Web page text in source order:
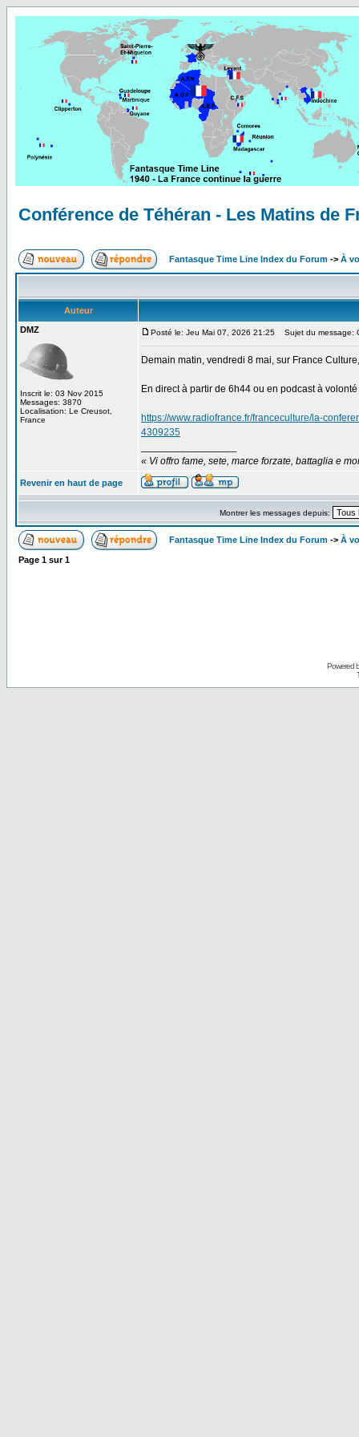
Conférence de Téhéran - Les Matins de
Fantasque Time Line Index du Forum -> À
Auteur
DMZ
Inscrit le: 03 Nov 2015
Messages: 3870
Localisation: Le Creusot,
France
Posté le: Jeu Mai 07, 2026 21:25 Sujet du message:
Demain matin, vendredi 8 mai, sur France
En direct à partir de 6h44 ou en podcast à
https://www.radiofrance.fr/franceculture/la-
4309235
« Vi offro fame, sete, marce forzate, battaglia e
Revenir en haut de page
Montrer les messages depuis:
Fantasque Time Line Index du Forum -> À
Page 1 sur1
Powered